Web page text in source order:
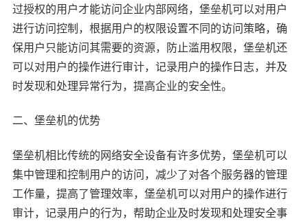
过授权的用户才能访问企业内部网络，堡垒机可以对用户
进行访问控制，根据用户的权限设置不同的访问策略，确
保用户只能访问其需要的资源，防止滥用权限，堡垒机还
可以对用户的操作进行审计，记录用户的操作日志，并及
时发现和处理异常行为，提高企业的安全性。
二、堡垒机的优势
堡垒机相比传统的网络安全设备有许多优势，堡垒机可以
集中管理和控制用户的访问，减少了对各个服务器的管理
工作量，提高了管理效率，堡垒机可以对用户的操作进行
审计，记录用户的行为，帮助企业及时发现和处理安全事